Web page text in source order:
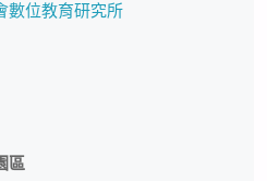
數位教育研究所
區